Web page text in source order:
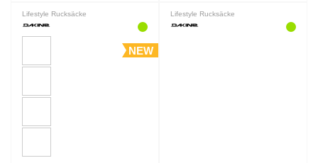
Lifestyle Rucksäcke
NEW
Lifestyle Rucksäcke